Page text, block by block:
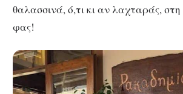
θαλασσινά, ό,τι κι αν λαχταράς,
φας!